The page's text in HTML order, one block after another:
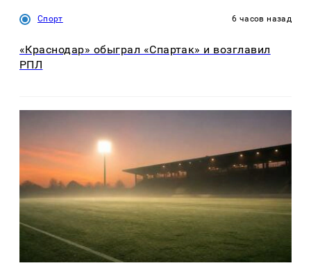
Спорт 6 часов назад
«Краснодар» обыграл «Спартак» и возглавил
РПЛ